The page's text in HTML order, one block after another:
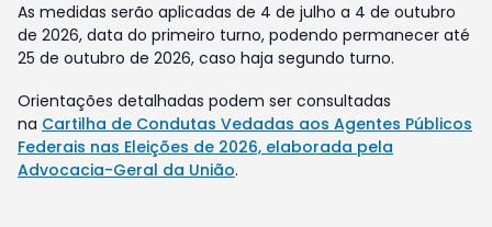
As medidas serão aplicadas de 4 de julho a 4 de outubro
de 2026, data do primeiro turno, podendo permanecer até
25 de outubro de 2026, caso haja segundo turno.
Orientações detalhadas podem ser consultadas
na Cartilha de Condutas Vedadas aos Agentes Públicos
Federais nas Eleições de 2026, elaborada pela
Advocacia-Geral da União.